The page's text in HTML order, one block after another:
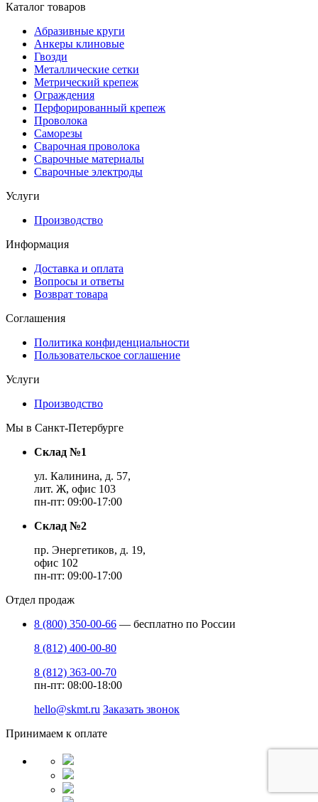
Каталог товаров
Абразивные круги
Анкеры клиновые
Гвозди
Металлические сетки
Метрический крепеж
Ограждения
Перфорированный крепеж
Проволока
Саморезы
Сварочная проволока
Сварочные материалы
Сварочные электроды
Услуги
Производство
Информация
Доставка и оплата
Вопросы и ответы
Возврат товара
Соглашения
Политика конфиденциальности
Пользовательское соглашение
Услуги
Производство
Мы в Санкт-Петербурге
Склад №1
ул. Калинина, д. 57,
лит. Ж, офис 103
пн-пт: 09:00-17:00
Склад №2
пр. Энергетиков, д. 19,
офис 102
пн-пт: 09:00-17:00
Отдел продаж
8 (800) 350-00-66 — бесплатно по России
8 (812) 400-00-80
8 (812) 363-00-70
пн-пт: 08:00-18:00
hello@skmt.ru Заказать звонок
Принимаем к оплате